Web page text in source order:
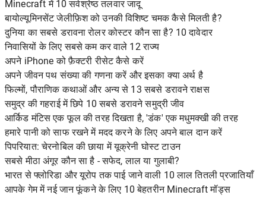
Minecraft में 10 सर्वश्रेष्ठ तलवार जादू
बायोल्यूमिनसेंट जेलीफ़िश को उनकी विशिष्ट चमक कैसे मिलती है?
दुनिया का सबसे डरावना रोलर कोस्टर कौन सा है? 10 दावेदार
निवासियों के लिए सबसे कम कर वाले 12 राज्य
अपने iPhone को फ़ैक्टरी रीसेट कैसे करें
अपने जीवन पथ संख्या की गणना करें और इसका क्या अर्थ है
फिल्मों, पौराणिक कथाओं और अन्य से 13 सबसे डरावने राक्षस
समुद्र की गहराई में छिपे 10 सबसे डरावने समुद्री जीव
आर्किड मंटिस एक फूल की तरह दिखता है, 'डंक' एक मधुमक्खी की तरह
हमारे पानी को साफ रखने में मदद करने के लिए अपने बाल दान करें
पिपरियात: चेरनोबिल की छाया में यूक्रेनी घोस्ट टाउन
सबसे मीठा अंगूर कौन सा है - सफेद, लाल या गुलाबी?
भारत से फ्लोरिडा और यूरोप तक पाई जाने वाली 10 लाल तितली प्रजातियाँ
आपके गेम में नई जान फूंकने के लिए 10 बेहतरीन Minecraft मॉड्स